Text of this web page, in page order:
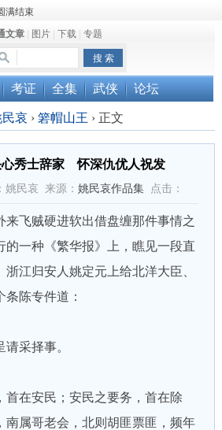
满结束
版已上市
录》上市
文章| 图片| 下载| 专题
考证 全集 武侠 论坛
民哀 › 箬帽山王 ›正文
秀士辞家 怀深仇优人祝发
民哀 来源： 姚民哀作品集点击：
飞贼硬进软出借盘缠那件事情之
的一种《繁华报》上，瞧见一段直
江归安人姚定元上给北洋大臣、
陈专件道：
采择事。
在安民；安民之要务，首在除
南属哥老会，北则胡匪票匪，频年